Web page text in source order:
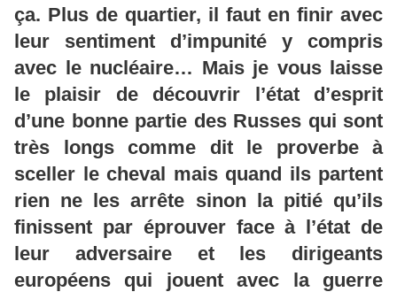
ça. Plus de quartier, il faut en finir avec
leur sentiment d’impunité y compris
avec le nucléaire… Mais je vous laisse
le plaisir de découvrir l’état d’esprit
d’une bonne partie des Russes qui sont
très longs comme dit le proverbe à
sceller le cheval mais quand ils partent
rien ne les arrête sinon la pitié qu’ils
finissent par éprouver face à l’état de
leur adversaire et les dirigeants
européens qui jouent avec la guerre